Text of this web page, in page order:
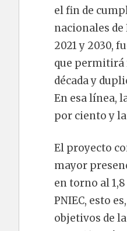
el fin de
nacionales de
2021 y 2030,
que permitirá
década y
En esa línea,
por ciento y
El proyecto
mayor
en torno al
PNIEC, esto
objetivos de